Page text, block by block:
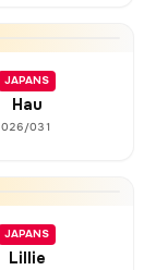
JAPANS
Hau
026/031
JAPANS
Lillie